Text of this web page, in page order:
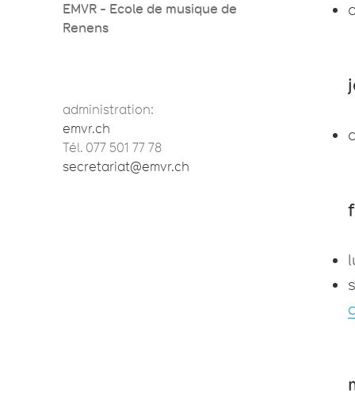
EMVR - Ecole de musique de
Renens
administration:
emvr.ch
Tél. 077 501 77 78
secretariat@emvr.ch